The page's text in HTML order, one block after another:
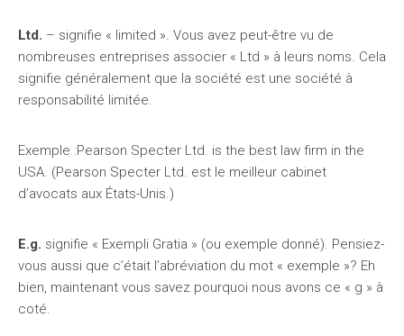
Ltd. – signifie « limited ». Vous avez peut-être vu de
nombreuses entreprises associer « Ltd » à leurs noms. Cela
signifie généralement que la société est une société à
responsabilité limitée.
Exemple :Pearson Specter Ltd. is the best law firm in the
USA. (Pearson Specter Ltd. est le meilleur cabinet
d’avocats aux États-Unis.)
E.g. signifie « Exempli Gratia » (ou exemple donné). Pensiez-
vous aussi que c’était l’abréviation du mot « exemple »? Eh
bien, maintenant vous savez pourquoi nous avons ce « g » à
coté.